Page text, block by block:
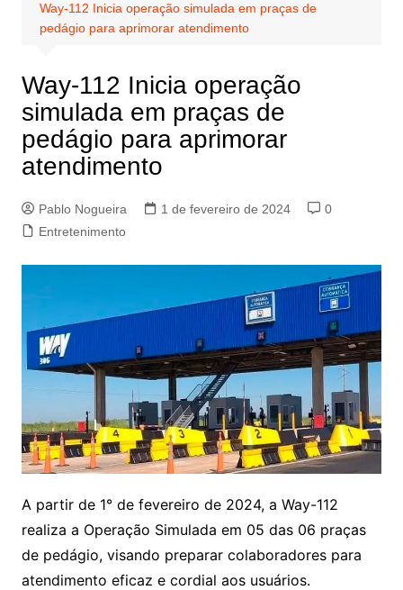
Way-112 Inicia operação simulada em praças de
pedágio para aprimorar atendimento
Way-112 Inicia operação
simulada em praças de
pedágio para aprimorar
atendimento
Pablo Nogueira 1 de fevereiro de 2024
0
Entretenimento
A partir de 1° de fevereiro de 2024, a Way-112
realiza a Operação Simulada em 05 das 06 praças
de pedágio, visando preparar colaboradores para
atendimento eficaz e cordial aos usuários.